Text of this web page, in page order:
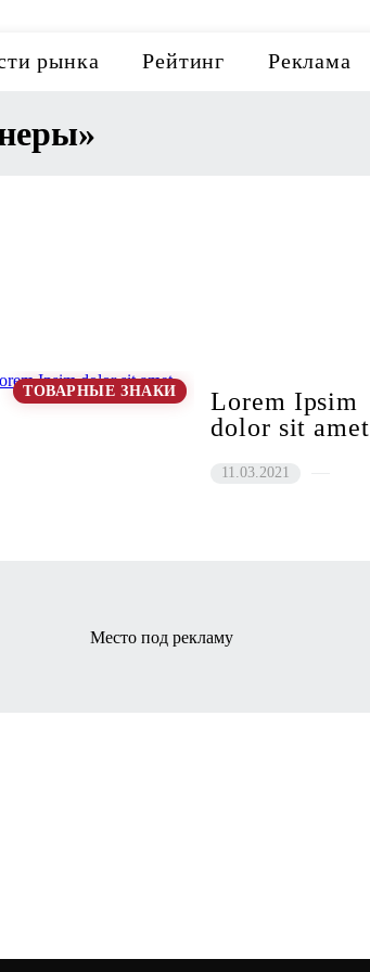
рынка Рейтинг Реклама
ТОВАРНЫЕ ЗНАКИ
Lorem Ipsim
dolor sit amet
11.03.2021
Место под рекламу